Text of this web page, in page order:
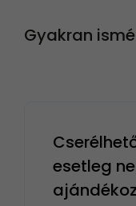
Gyakran
esetleg